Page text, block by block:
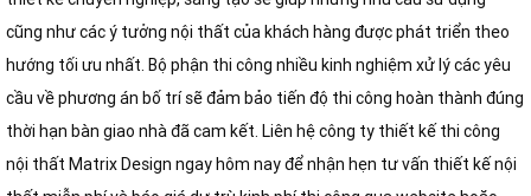
cũng như các ý tưởng nội thất của khách hàng được phát triển theo
hướng tối ưu nhất. Bộ phận thi công nhiều kinh nghiệm xử lý các yêu
cầu về phương án bố trí sẽ đảm bảo tiến độ thi công hoàn thành đúng
thời hạn bàn giao nhà đã cam kết. Liên hệ công ty thiết kế thi công
nội thất Matrix Design ngay hôm nay để nhận hẹn tư vấn thiết kế nội